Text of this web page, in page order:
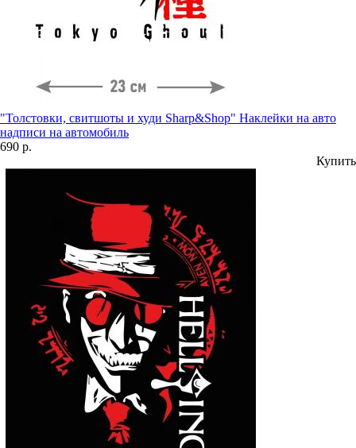
"Толстовки, свитшоты и худи Sharp&Shop" Наклейки на авто
надписи на автомобиль
690 р.
Купить